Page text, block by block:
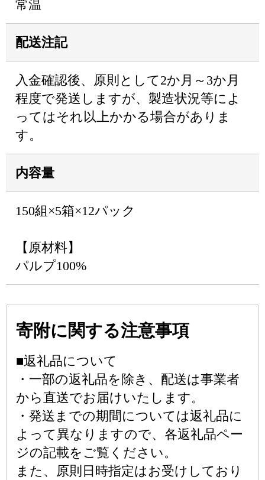
常温
配送注記
入金確認後、原則として2か月～3か月
程度で発送しますが、製造状況等によ
ってはそれ以上かかる場合がありま
す。
内容量
150組×5箱×12パック
【原材料】
パルプ100%
寄附に関する注意事項
■返礼品について
・一部の返礼品を除き、配送は事業者
から直送でお届けいたします。
・発送までの期間については返礼品に
よって異なりますので、各返礼品ペー
ジの記載をご覧ください。
また、原則日時指定はお受けしており